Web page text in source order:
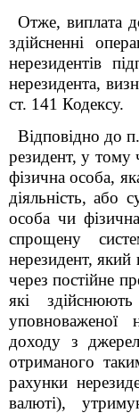
Отже, виплата
здійсненні
нерезидентів
нерезидента,
ст. 141 Кодексу.
Відповідно до
резидент, у тому
фізична особа,
діяльність, або
особа чи
спрощену
нерезидент, який
через постійне
які
доходу з
отриманого
рахунки
валюті),